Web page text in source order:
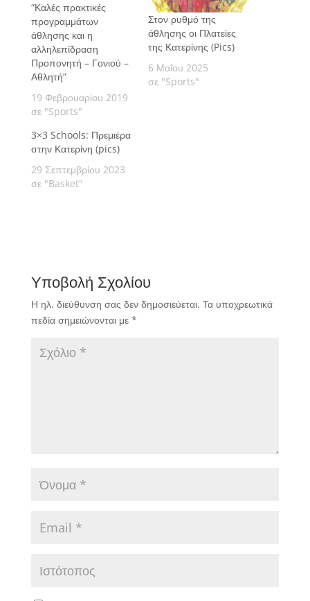
“Καλές πρακτικές
προγραμμάτων
άθλησης και η
αλληλεπίδραση
Προπονητή – Γονιού –
Αθλητή”
19 Φεβρουαρίου 2019
σε "Sports"
Στον ρυθμό της
άθλησης οι Πλατείες
της Κατερίνης (Pics)
6 Μαΐου 2025
σε "Sports"
3×3 Schools: Πρεμιέρα
στην Κατερίνη (pics)
29 Σεπτεμβρίου 2023
σε "Basket"
Υποβολή Σχολίου
Η ηλ. διεύθυνση σας δεν δημοσιεύεται. Τα υποχρεωτικά
πεδία σημειώνονται με *